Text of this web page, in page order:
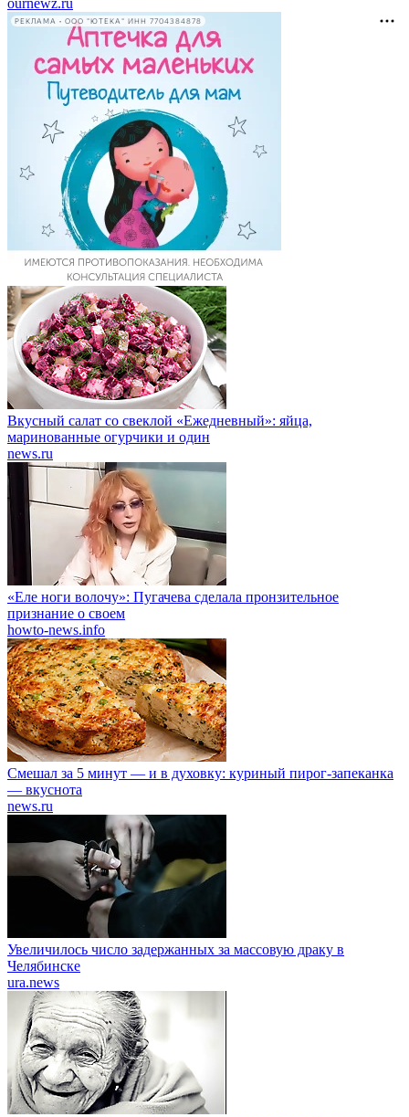
ournewz.ru
РЕКЛАМА • ООО "ЮТЕКА" ИНН 7704384878
Вкусный салат со свеклой «Ежедневный»: яйца,
маринованные огурчики и один
news.ru
«Еле ноги волочу»: Пугачева сделала пронзительное
признание о своем
howto-news.info
Смешал за 5 минут — и в духовку: куриный пирог-запеканка
— вкуснота
news.ru
Увеличилось число задержанных за массовую драку в
Челябинске
ura.news